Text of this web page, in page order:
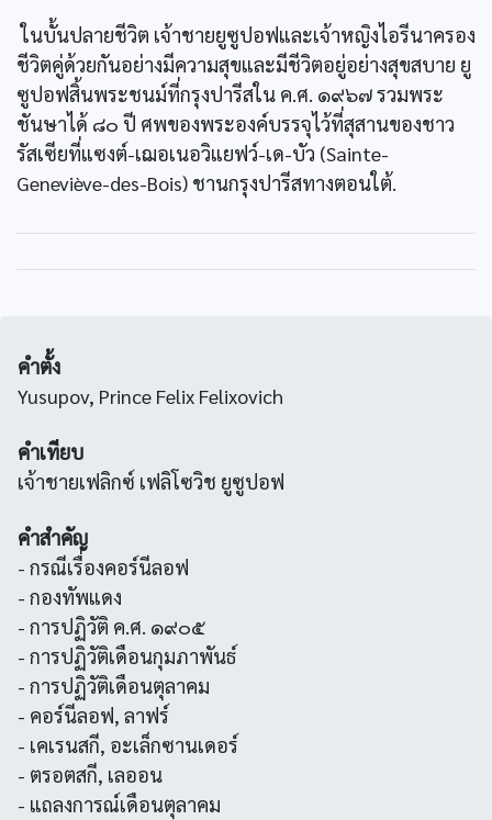
ในบั้นปลายชีวิต เจ้าชายยูซูปอฟและเจ้าหญิงไอรีนาครอง
ชีวิตคู่ด้วยกันอย่างมีความสุขและมีชีวิตอยู่อย่างสุขสบาย ยู
ซูปอฟสิ้นพระชนม์ที่กรุงปารีสใน ค.ศ. ๑๙๖๗ รวมพระ
ชันษาได้ ๘๐ ปี ศพของพระองค์บรรจุไว้ที่สุสานของชาว
รัสเซียที่แซงต์-เฌอเนอวิแยฟว์-เด-บัว (Sainte-
Geneviève-des-Bois) ชานกรุงปารีสทางตอนใต้.
คำตั้ง
Yusupov, Prince Felix Felixovich
คำเทียบ
เจ้าชายเฟลิกซ์ เฟลิโซวิช ยูซูปอฟ
คำสำคัญ
- กรณีเรื่องคอร์นีลอฟ
- กองทัพแดง
- การปฏิวัติ ค.ศ. ๑๙๐๕
- การปฏิวัติเดือนกุมภาพันธ์
- การปฏิวัติเดือนตุลาคม
- คอร์นีลอฟ, ลาฟร์
- เคเรนสกี, อะเล็กซานเดอร์
- ตรอตสกี, เลออน
- แถลงการณ์เดือนตุลาคม